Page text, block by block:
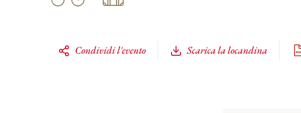
Condividi l'evento Scarica la locandina